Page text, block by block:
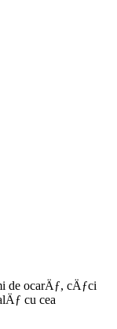
de ocarÄƒ, cÄƒci
cu cea